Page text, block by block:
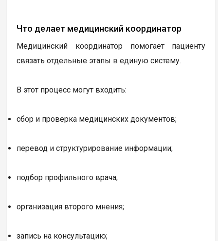
Что делает медицинский координатор
Медицинский координатор помогает пациенту
связать отдельные этапы в единую систему.
В этот процесс могут входить:
сбор и проверка медицинских документов;
перевод и структурирование информации;
подбор профильного врача;
организация второго мнения;
запись на консультацию;